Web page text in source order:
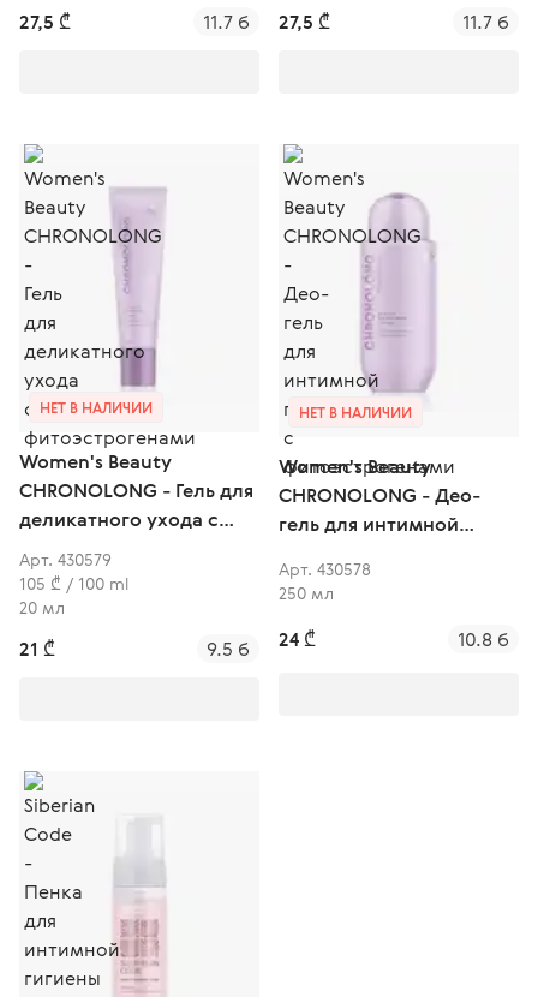
27,5 ₾ 11.7 б 27,5 ₾ 11.7 б
НЕТ В НАЛИЧИИ
Women's Beauty
CHRONOLONG - Гель для
деликатного ухода с
фитоэстрогенами
Арт. 430579
105 ₾ / 100 ml
20 мл
21 ₾ 9.5 б
НЕТ В НАЛИЧИИ
Women's Beauty
CHRONOLONG - Део-
гель для интимной
фитоэстрогенами
Арт. 430578
250 мл
24 ₾ 10.8 б